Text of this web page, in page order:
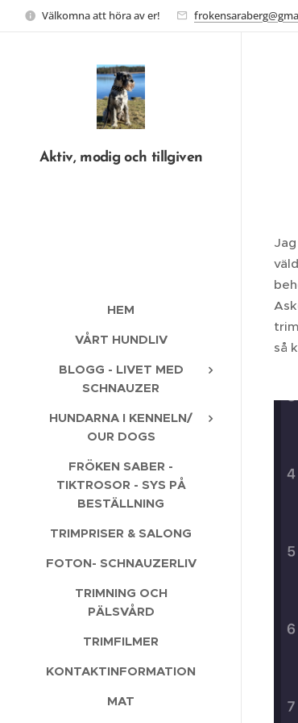
Välkomna att höra av er!
Aktiv, modig och tillgiven
HEM
VÅRT HUNDLIV
BLOGG - LIVET MED
SCHNAUZER
HUNDARNA I KENNELN/
OUR DOGS
FRÖKEN SABER -
TIKTROSOR - SYS PÅ
BESTÄLLNING
TRIMPRISER & SALONG
FOTON- SCHNAUZERLIV
TRIMNING OCH
PÄLSVÅRD
TRIMFILMER
KONTAKTINFORMATION
MAT
så